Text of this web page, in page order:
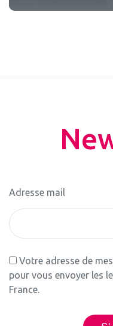
Adresse mail
Votre adresse de
pour vous envoyer les
France.